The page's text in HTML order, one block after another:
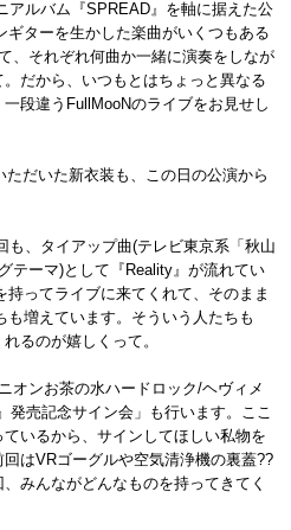
アルバム『SPREAD』を軸に据えた公
ギターを生かした楽曲がいくつもある
、それぞれ何曲か一緒に演奏をしなが
だから、いつもとはちょっと異なる
段違うFullMooNのライブをお見せし
だいた新衣装も、この日の公演から
も、タイアップ曲(テレビ東京系「秋山
テーマ)として『Reality』が流れてい
ってライブに来てくれて、そのまま
増えています。そういう人たちも
るのが嬉しくって。
オンお茶の水ハードロック/ヘヴィメ
発売記念サイン会」も行います。ここ
いるから、サインしてほしい私物を
はVRゴーグルや空気清浄機の裏蓋??
みんながどんなものを持ってきてく